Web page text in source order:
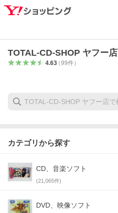
TOTAL-CD-SHOP ヤフー店
4.63（99件）
カテゴリから探す
CD、音楽ソフト
(21,065件)
DVD、映像ソフト